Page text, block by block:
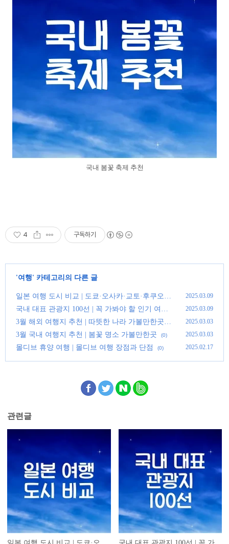
국내 봄꽃 축제 추천
4 구독하기
'여행' 카테고리의 다른 글
일본 여행 도시 비교 | 도쿄·오사카·교토·후쿠오카
어디가 좋을까?
(0)
2025.03.09
국내 대표 관광지 100선 | 꼭 가봐야 할 인기 여행
지 추천
(0)
2025.03.09
3월 해외 여행지 추천 | 따뜻한 나라 가볼만한곳
(0)
2025.03.03
3월 국내 여행지 추천 | 봄꽃 명소 가볼만한곳 (0) 2025.03.03
몰디브 휴양 여행 | 몰디브 여행 장점과 단점 (0) 2025.02.17
관련글
일본 여행 도시 비교 | 도쿄·오 국내 대표 관광지 100선 | 꼭 가